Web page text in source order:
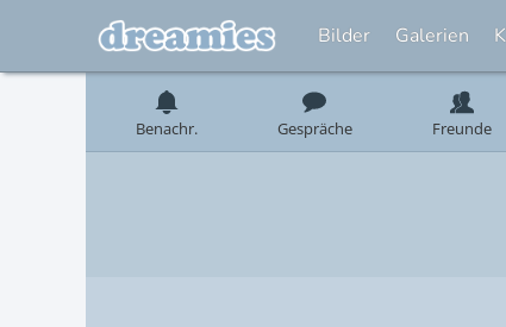
Bilder Galerien
Benachr. Gespräche Freunde